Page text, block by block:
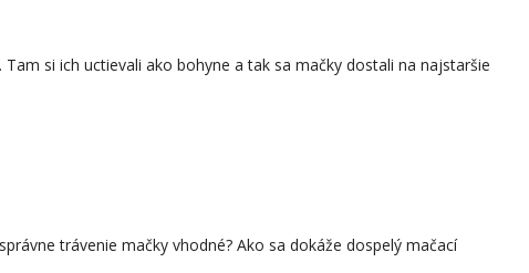
si ich uctievali ako bohyne a tak sa mačky dostali na najstaršie
trávenie mačky vhodné? Ako sa dokáže dospelý mačací